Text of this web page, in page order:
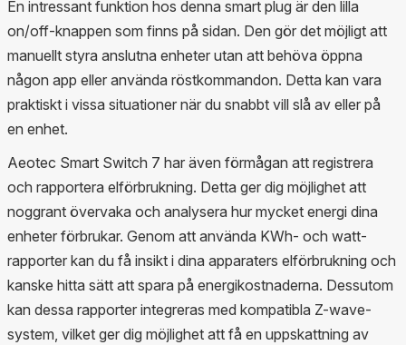
En intressant funktion hos denna smart plug är den lilla
on/off-knappen som finns på sidan. Den gör det möjligt att
manuellt styra anslutna enheter utan att behöva öppna
någon app eller använda röstkommandon. Detta kan vara
praktiskt i vissa situationer när du snabbt vill slå av eller på
en enhet.
Aeotec Smart Switch 7 har även förmågan att registrera
och rapportera elförbrukning. Detta ger dig möjlighet att
noggrant övervaka och analysera hur mycket energi dina
enheter förbrukar. Genom att använda KWh- och watt-
rapporter kan du få insikt i dina apparaters elförbrukning och
kanske hitta sätt att spara på energikostnaderna. Dessutom
kan dessa rapporter integreras med kompatibla Z-wave-
system, vilket ger dig möjlighet att få en uppskattning av